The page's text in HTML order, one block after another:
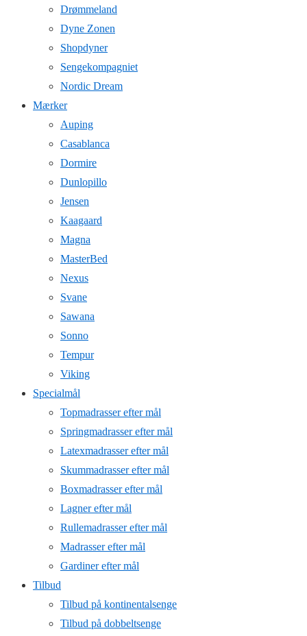
Drømmeland
Dyne Zonen
Shopdyner
Sengekompagniet
Nordic Dream
Mærker
Auping
Casablanca
Dormire
Dunlopillo
Jensen
Kaagaard
Magna
MasterBed
Nexus
Svane
Sawana
Sonno
Tempur
Viking
Specialmål
Topmadrasser efter mål
Springmadrasser efter mål
Latexmadrasser efter mål
Skummadrasser efter mål
Boxmadrasser efter mål
Lagner efter mål
Rullemadrasser efter mål
Madrasser efter mål
Gardiner efter mål
Tilbud
Tilbud på kontinentalsenge
Tilbud på dobbeltsenge